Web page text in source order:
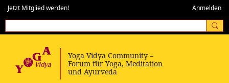
Jetzt Mitglied werden! Anmelden